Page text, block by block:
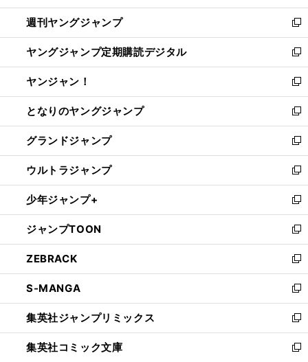
開
く
ウ
で
開
く
ン
ド
ウ
で
開
く
ウ
ィ
ン
ド
ウ
で
開
く
週刊ヤングジャンプ
新
し
い
ウ
ィ
ン
ド
ウ
で
開
く
ヤングジャンプ定期購読デジタル
新
し
い
ウ
ィ
ン
ド
ウ
で
開
く
ヤンジャン！
新
し
い
ウ
ィ
ン
ド
ウ
で
開
く
となりのヤングジャンプ
新
し
い
ウ
ィ
ン
ド
ウ
で
開
く
グランドジャンプ
新
し
い
ウ
ィ
ン
ド
ウ
で
開
く
ウルトラジャンプ
新
し
い
ウ
ィ
ン
ド
ウ
で
開
く
少年ジャンプ+
新
し
い
ウ
ィ
ン
ド
ウ
で
開
く
ジャンプTOON
新
し
い
ウ
ィ
ン
ド
ウ
で
ZEBRACK
新
し
い
ウ
ィ
ン
ド
S-MANGA
新
し
い
ウ
ィ
集英社ジャンプリミックス
新
し
い
集英社コミック文庫
新